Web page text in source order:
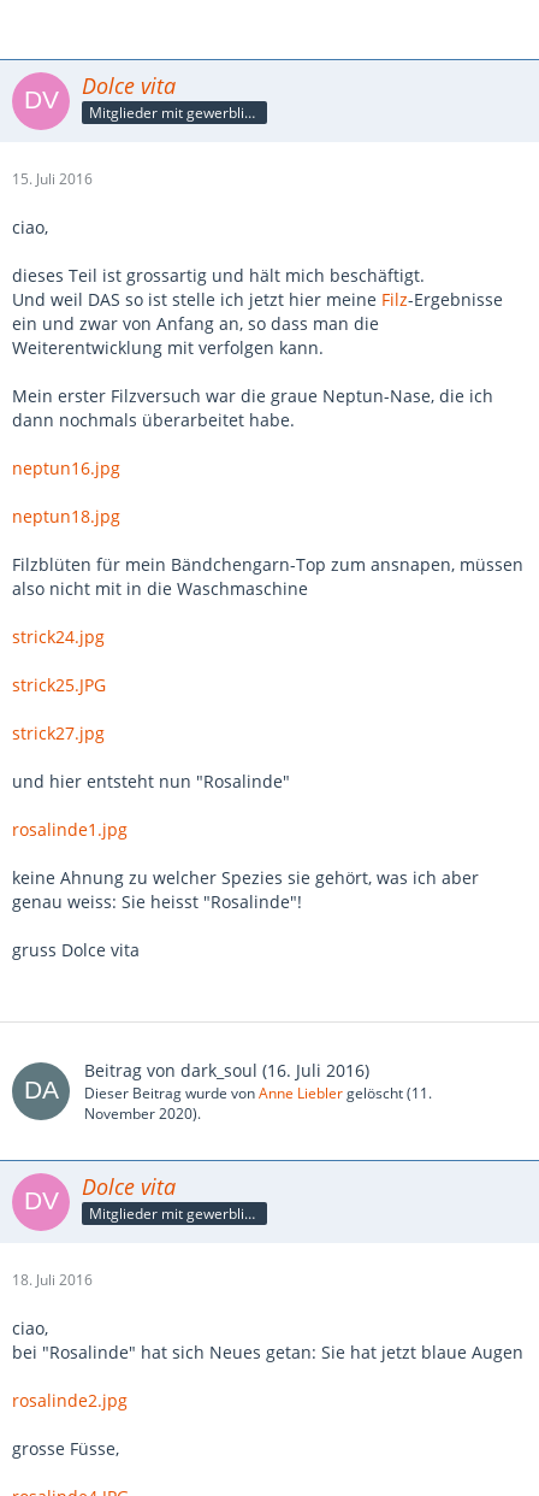
Dolce vita
Mitglieder mit gewerblicher Verbindung, auch als Mitarbeiter/in
15. Juli 2016
ciao,
dieses Teil ist grossartig und hält mich beschäftigt.
Und weil DAS so ist stelle ich jetzt hier meine Filz-Ergebnisse
ein und zwar von Anfang an, so dass man die
Weiterentwicklung mit verfolgen kann.
Mein erster Filzversuch war die graue Neptun-Nase, die ich
dann nochmals überarbeitet habe.
neptun16.jpg
neptun18.jpg
Filzblüten für mein Bändchengarn-Top zum ansnapen, müssen
also nicht mit in die Waschmaschine
strick24.jpg
strick25.JPG
strick27.jpg
und hier entsteht nun "Rosalinde"
rosalinde1.jpg
keine Ahnung zu welcher Spezies sie gehört, was ich aber
genau weiss: Sie heisst "Rosalinde"!
gruss Dolce vita
Beitrag von dark_soul (16. Juli 2016)
Dieser Beitrag wurde vonAnne Lieblergelöscht (11.
November 2020).
Dolce vita
Mitglieder mit gewerblicher Verbindung, auch als Mitarbeiter/in
18. Juli 2016
ciao,
bei "Rosalinde" hat sich Neues getan: Sie hat jetzt blaue Augen
rosalinde2.jpg
grosse Füsse,